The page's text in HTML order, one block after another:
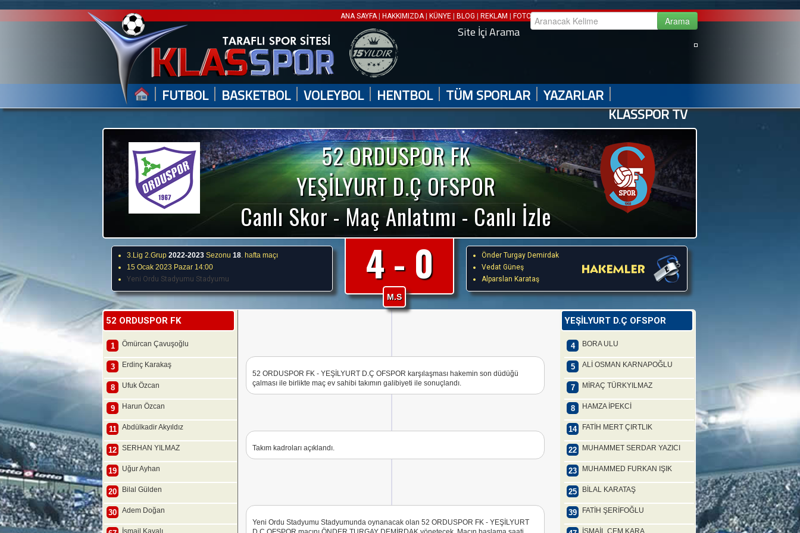
ANA SAYFA| HAKKIMIZDA| KÜNYE | BLOG | REKLAM | FOTO GALERİ VİDEO GALERİ HABER ARŞİVİ |İLETİŞİM |
Site İçi Arama
| FUTBOL | BASKETBOL | VOLEYBOL | HENTBOL | TÜM SPORLAR | YAZARLAR |
KLASSPOR TV
52 ORDUSPOR FK
YEŞİLYURT D.Ç OFSPOR
Canlı Skor - Maç Anlatımı - Canlı İzle
3.Lig 2.Grup 2022-2023 Sezonu 18. hafta maçı
15 Ocak 2023 Pazar 14:00
Yeni Ordu Stadyumu Stadyumu
4 - 0
Önder Turgay Demirdak
Vedat Güneş
Alparslan Karataş
52 ORDUSPOR FK
1 Ömürcan Çavuşoğlu
3 Erdinç Karakaş
8 Ufuk Özcan
9 Harun Özcan
11 Abdülkadir Akyıldız
12 SERHAN YILMAZ
19 Uğur Ayhan
20 Bilal Gülden
30 Adem Doğan
İsmail Kayalı
M.S
52 ORDUSPOR FK - YEŞİLYURT D.Ç OFSPOR karşılaşması hakemin son düdüğü
çalması ile birlikte maç ev sahibi takımın galibiyeti ile sonuçlandı.
Takım kadroları açıklandı.
Yeni Ordu Stadyumu Stadyumunda oynanacak olan 52 ORDUSPOR FK - YEŞİLYURT
YEŞİLYURT D.Ç OFSPOR
4 BORA ULU
5 ALİ OSMAN KARNAPOĞLU
7 MİRAÇ TÜRKYILMAZ
8 HAMZA İPEKCİ
14 FATİH MERT ÇIRTLIK
22 MUHAMMET SERDAR YAZICI
23 MUHAMMED FURKAN IŞIK
25 BİLAL KARATAŞ
39 FATİH ŞERİFOĞLU
İSMAİL CEM KARA